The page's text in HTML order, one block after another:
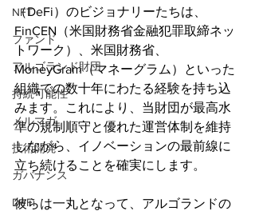
NFT
ファンド
アルゴランド財団
持続可能性
メルマガ
技術開発
ガバナンス
DeFi
（DeFi）のビジョナリーたちは、
FinCEN（米国財務省金融犯罪取締ネッ
トワーク）、米国財務省、
MoneyGram（マネーグラム）といった
組織での数十年にわたる経験を持ち込
みます。これにより、当財団が最高水
準の規制順守と優れた運営体制を維持
しながら、イノベーションの最前線に
立ち続けることを確実にします。
彼らは一丸となって、アルゴランドの